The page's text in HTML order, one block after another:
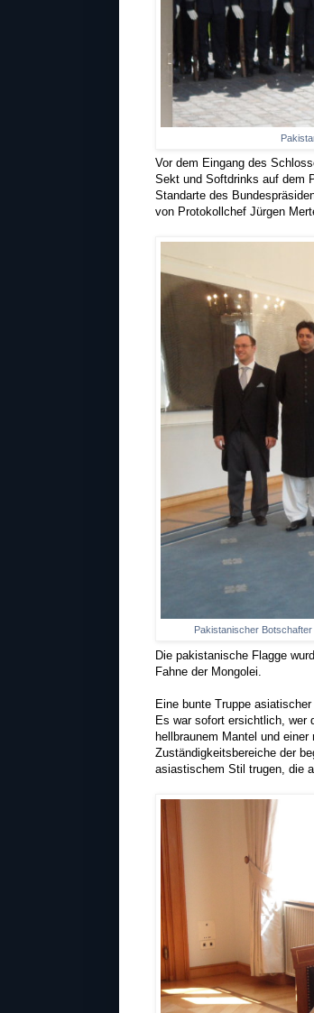
Vor dem Eingang des
Sekt und Softdrinks auf dem
Standarte des
von Protokollchef Jürgen
Pakistanischer
Die pakistanische Flagge
Fahne der Mongolei.
Eine bunte Truppe
Es war sofort ersichtlich, wer
hellbraunem Mantel und
Zuständigkeitsbereiche der
asiastischem Stil trugen, die